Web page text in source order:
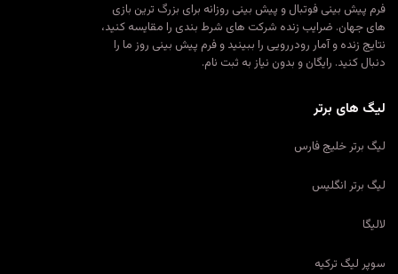
فرم پیش بینی فوتبال و پیش بینی روزانه برای بزرگ ترین بازی
های جهان. ضرایب زنده شرکت های شرط بندی را مقایسه کنید،
نتایج زنده و آمار رودررویی را ببینید و فرم پیش بینی روز ما را
دنبال کنید. رایگان و بدون نیاز به ثبت نام.
لیگ های برتر
لیگ برتر خلیج فارس
لیگ برتر انگلیس
لالیگا
سوپر لیگ ترکیه